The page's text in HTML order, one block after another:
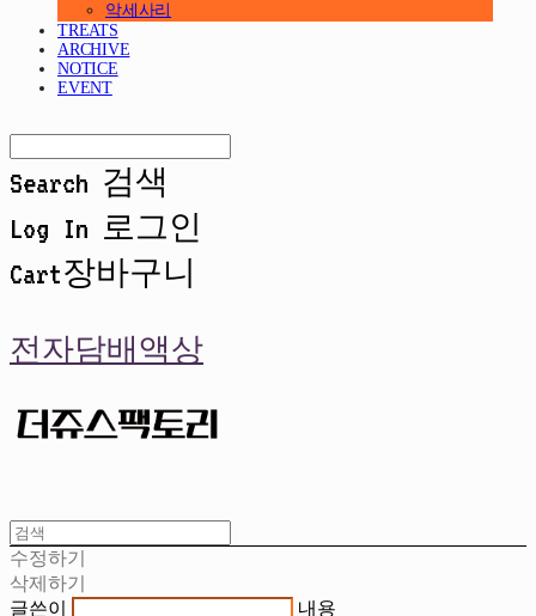
악세사리
TREATS
ARCHIVE
NOTICE
EVENT
Search 검색
Log In 로그인
Cart장바구니
전자담배액상
수정하기
삭제하기
글쓴이
내용